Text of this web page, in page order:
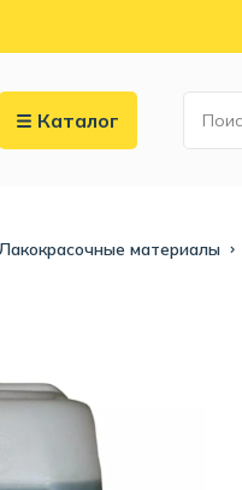
Каталог
материалы